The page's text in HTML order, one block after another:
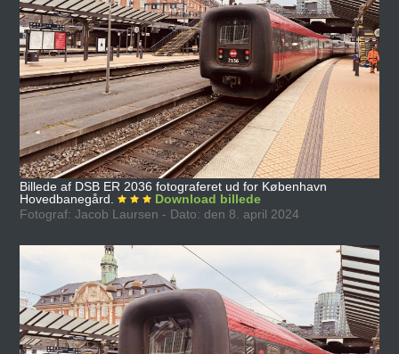
Billede af DSB ER 2036 fotograferet ud for København
Hovedbanegård.
Download billede
Fotograf: Jacob Laursen - Dato: den 8. april 2024